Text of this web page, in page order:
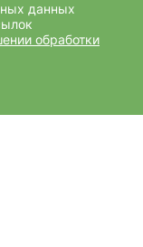
данных
обработки